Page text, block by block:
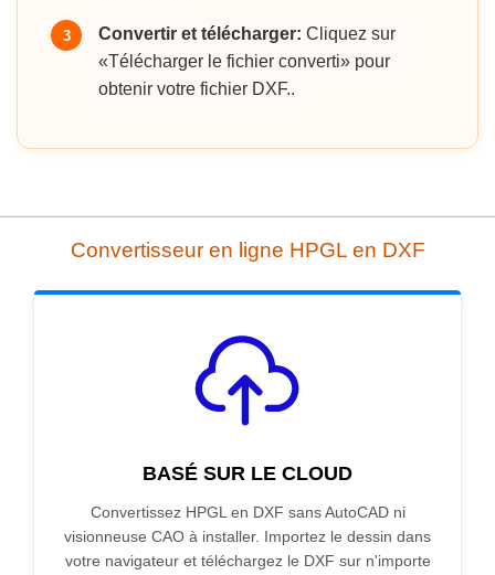
3 Convertir et télécharger: Cliquez sur
«Télécharger le fichier converti» pour
obtenir votre fichier DXF..
Convertisseur en ligne HPGL en DXF
BASÉ SUR LE CLOUD
Convertissez HPGL en DXF sans AutoCAD ni
visionneuse CAO à installer. Importez le dessin dans
votre navigateur et téléchargez le DXF sur n'importe